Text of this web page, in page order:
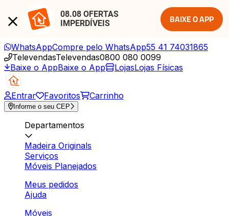
08.08 OFERTAS
IMPERDÍVEIS
BAIXE O APP
WhatsAppCompre pelo WhatsApp55 41 74031865
TelevendasTelevendas0800 080 0099
Baixe o AppBaixe o App LojasLojas Físicas
Entrar Favoritos Carrinho
Informe o seu CEP
Departamentos
Madeira Originals
Serviços
Móveis Planejados
Meus pedidos
Ajuda
Móveis